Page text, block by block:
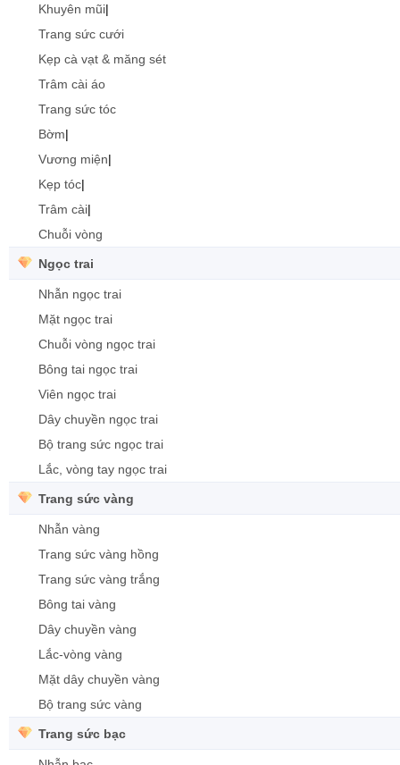
Khuyên mũi|
Trang sức cưới
Kẹp cà vạt & măng sét
Trâm cài áo
Trang sức tóc
Bờm|
Vương miện|
Kẹp tóc|
Trâm cài|
Chuỗi vòng
Ngọc trai
Nhẫn ngọc trai
Mặt ngọc trai
Chuỗi vòng ngọc trai
Bông tai ngọc trai
Viên ngọc trai
Dây chuyền ngọc trai
Bộ trang sức ngọc trai
Lắc, vòng tay ngọc trai
Trang sức vàng
Nhẫn vàng
Trang sức vàng hồng
Trang sức vàng trắng
Bông tai vàng
Dây chuyền vàng
Lắc-vòng vàng
Mặt dây chuyền vàng
Bộ trang sức vàng
Trang sức bạc